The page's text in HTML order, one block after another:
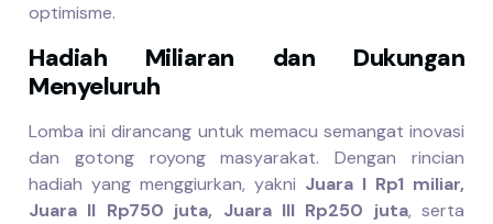
optimisme.
Hadiah Miliaran dan Dukungan
Menyeluruh
Lomba ini dirancang untuk memacu semangat inovasi
dan gotong royong masyarakat. Dengan rincian
hadiah yang menggiurkan, yakni Juara I Rp1 miliar,
Juara II Rp750 juta, Juara III Rp250 juta, serta